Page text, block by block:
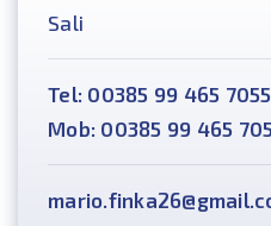
Sali
Tel: 00385 99 465 7055
Mob: 00385 99 465